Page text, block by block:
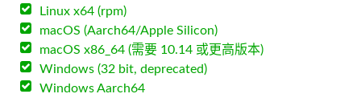
Linux x64 (rpm)
macOS (Aarch64/Apple Silicon)
macOS x86_64 (需要 10.14 或更高版本)
Windows (32 bit, deprecated)
Windows Aarch64